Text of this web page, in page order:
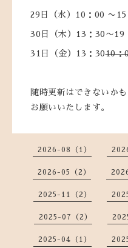
29日（水）10：00 〜15
30日（木）13：30〜19
31日（金）13：3010：
随時更新はできないか
お願いいたします。
2026-08（1）
2026-05（2）
2025-11（2）
2025-07（2）
2025-04（1）